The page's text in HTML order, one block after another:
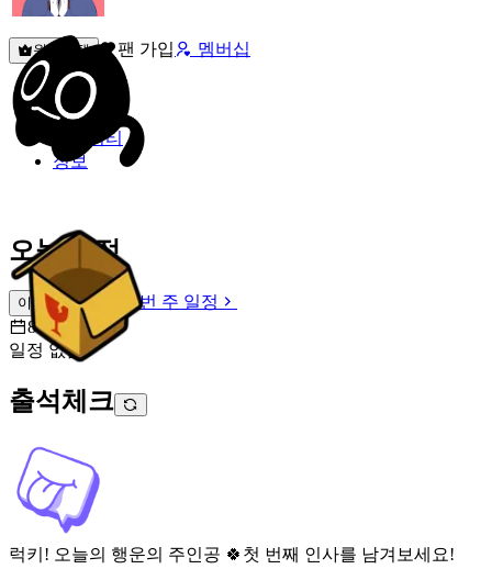
원픽선택 팬 가입 멤버십
밐타운
피드
커뮤니티
정보
오늘 일정
이번 주 일정
이번 주 일정
8월 8일 [토]
일정 없음
출석체크
럭키! 오늘의 행운의 주인공 🍀 첫 번째 인사를 남겨보세요!